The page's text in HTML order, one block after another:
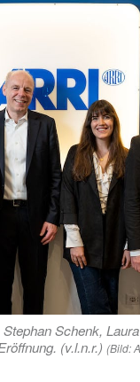
Schenk,
(v.l.n.r.) (Bild: